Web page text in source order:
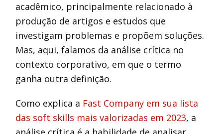
acadêmico, principalmente relacionado à
produção de artigos e estudos que
investigam problemas e propõem soluções.
Mas, aqui, falamos da análise crítica no
contexto corporativo, em que o termo
ganha outra definição.
Como explica a Fast Company em sua lista
das soft skills mais valorizadas em 2023, a